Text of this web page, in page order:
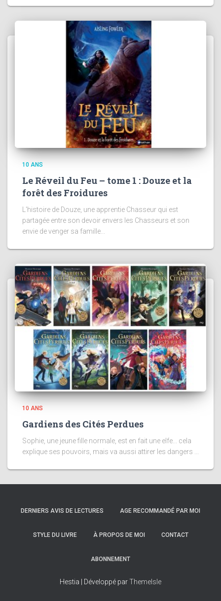
10 ANS
Le Réveil du Feu – tome 1 : Douze et la
forêt des Froidures
L'histoire de Douze, une apprentie Chasseur qui est
partagée entre son devoir envers les Chasseurs et son
envie de venger sa famille...
10 ANS
Gardiens des Cités Perdues
Sophie, une jeune fille normale, est en fait une elfe... cela
explique ses pouvoirs, mais va aussi attirer les dangers ...
DERNIERS AVIS DE LECTURES AGE RECOMMANDÉ PAR MOI
STYLE DU LIVRE À PROPOS DE MOI CONTACT
ABONNEMENT
Hestia | Développé parThemeIsle